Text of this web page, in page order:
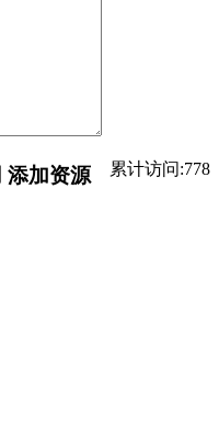
累计访问:778
添加资源